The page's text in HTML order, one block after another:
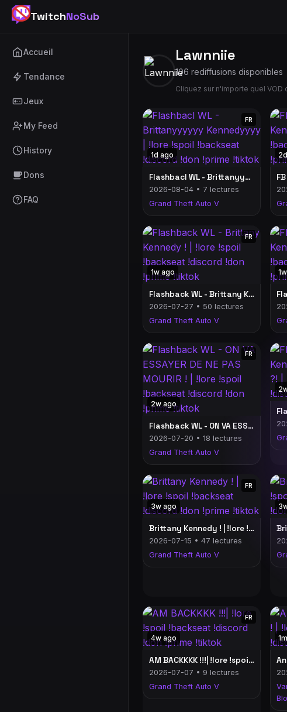
TwitchNoSub
Accueil
Tendance
Jeux
My Feed
History
Dons
FAQ
Lawnniie
106 rediffusions disponibles
Cliquez sur n'importe quel
1d ago
FR
Flashbacl WL - Brittanyyyyyy Kennedyyyy | !lore !spoil !backseat !discord !don !prime !tiktok
2026-08-04 • 7 lectures
Grand Theft Auto V
1w ago
FR
Flashback WL - Brittany Kennedy ! | !lore !spoil !backseat !discord !don !prime !tiktok
2026-07-27 • 50 lectures
Grand Theft Auto V
2w ago
FR
Flashback WL - ON VA ESSAYER DE NE PAS MOURIR ! | !lore !spoil !backseat !discord !don !prime !tiktok
2026-07-20 • 18 lectures
Grand Theft Auto V
3w ago
FR
Brittany Kennedy ! | !lore !spoil !backseat !discord !don !prime !tiktok
2026-07-15 • 47 lectures
Grand Theft Auto V
4w ago
FR
AM BACKKKK !!!| !lore !spoil !backseat !discord !don !prime !tiktok
2026-07-07 • 9 lectures
Grand Theft Auto V